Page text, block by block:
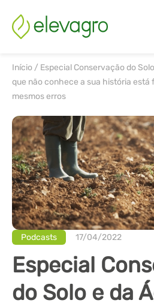
Início / Especial Conservação do
que não conhece a sua história está
mesmos erros
Podcasts 17/04/2022
Especial
do Solo e da